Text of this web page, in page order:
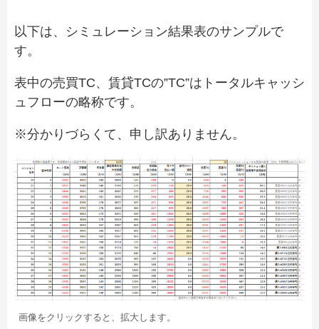
以下は、シミュレーション結果表のサンプルで
す。
表中の売買TC、賃貸TCの”TC”はトータルキャッシ
ュフローの略称です。
※分かりづらくて、申し訳ありません。
画像をクリックすると、拡大します。